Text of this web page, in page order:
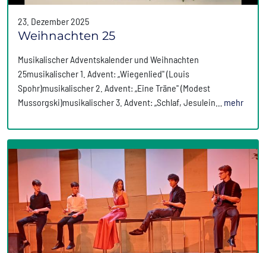
23. Dezember 2025
Weihnachten 25
Musikalischer Adventskalender und Weihnachten
25musikalischer 1. Advent: „Wiegenlied" (Louis
Spohr)musikalischer 2. Advent: „Eine Träne" (Modest
Mussorgski)musikalischer 3. Advent: „Schlaf, Jesulein… mehr